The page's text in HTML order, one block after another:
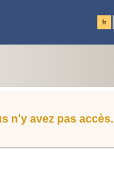
fr
n'y avez pas accès.